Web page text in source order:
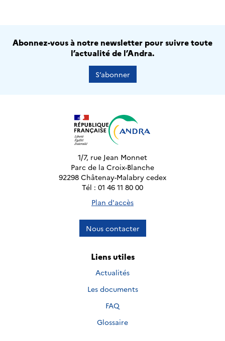
Abonnez-vous à notre newsletter pour suivre toute
l’actualité de l’Andra.
S’abonner
1/7, rue Jean Monnet
Parc de la Croix-Blanche
92298 Châtenay-Malabry cedex
Tél : 01 46 11 80 00
Plan d'accès
Nous contacter
Liens utiles
Actualités
Les documents
FAQ
Glossaire